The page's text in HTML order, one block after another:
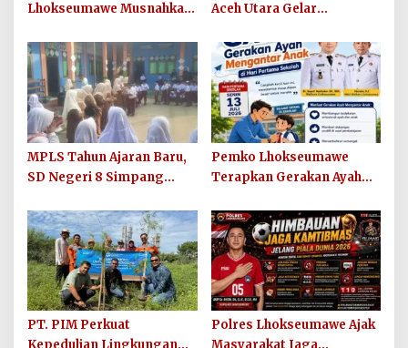
Lhokseumawe Musnahkan
Berkekuatan Hukum Tetap
dan Sosialisasikan Lelang
Barang Rampasan
Aceh Utara Gelar
Tahun Ajaran 2026/2027
MPLS Tahun Ajaran Baru,
SD Negeri 8 Simpang
Sekolah Berkualitas dan
Berkarakter
Pemko Lhokseumawe
Terapkan Gerakan Ayah
Sekolah
PT. PIM Perkuat
Polres Lhokseumawe Ajak